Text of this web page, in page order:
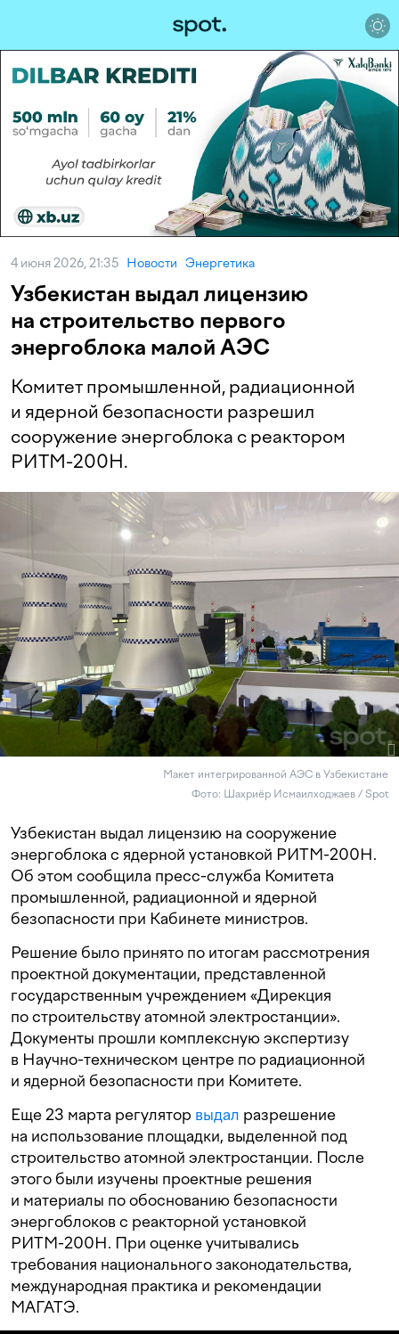
4 июня 2026, 21:35 Новости Энергетика
Узбекистан выдал лицензию
на строительство первого
энергоблока малой АЭС
Комитет промышленной, радиационной
и ядерной безопасности разрешил
сооружение энергоблока с реактором
РИТМ-200Н.
Макет интегрированной АЭС в Узбекистане
Фото: Шахриёр Исмаилходжаев / Spot
Узбекистан выдал лицензию на сооружение
энергоблока с ядерной установкой РИТМ-200Н.
Об этом сообщила пресс-служба Комитета
промышленной, радиационной и ядерной
безопасности при Кабинете министров.
Решение было принято по итогам рассмотрения
проектной документации, представленной
государственным учреждением «Дирекция
по строительству атомной электростанции».
Документы прошли комплексную экспертизу
в Научно-техническом центре по радиационной
и ядерной безопасности при Комитете.
Еще 23 марта регулятор выдал разрешение
на использование площадки, выделенной под
строительство атомной электростанции. После
этого были изучены проектные решения
и материалы по обоснованию безопасности
энергоблоков с реакторной установкой
РИТМ-200Н. При оценке учитывались
требования национального законодательства,
международная практика и рекомендации
МАГАТЭ.